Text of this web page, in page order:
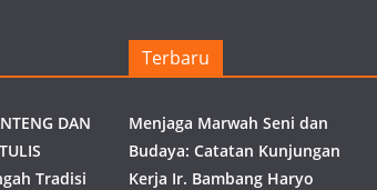
DAN
Tradisi
Terbaru
Menjaga Marwah Seni dan
Budaya: Catatan Kunjungan
Kerja Ir. Bambang Haryo